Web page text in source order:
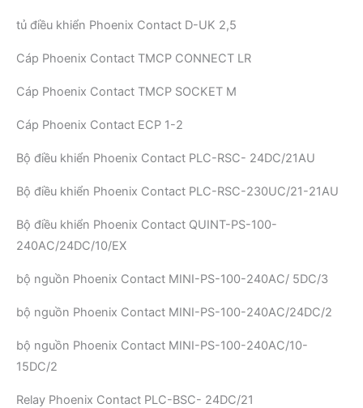
tủ điều khiển Phoenix Contact D-UK 2,5
Cáp Phoenix Contact TMCP CONNECT LR
Cáp Phoenix Contact TMCP SOCKET M
Cáp Phoenix Contact ECP 1-2
Bộ điều khiển Phoenix Contact PLC-RSC- 24DC/21AU
Bộ điều khiển Phoenix Contact PLC-RSC-230UC/21-21AU
Bộ điều khiển Phoenix Contact QUINT-PS-100-
240AC/24DC/10/EX
bộ nguồn Phoenix Contact MINI-PS-100-240AC/ 5DC/3
bộ nguồn Phoenix Contact MINI-PS-100-240AC/24DC/2
bộ nguồn Phoenix Contact MINI-PS-100-240AC/10-
15DC/2
Relay Phoenix Contact PLC-BSC- 24DC/21